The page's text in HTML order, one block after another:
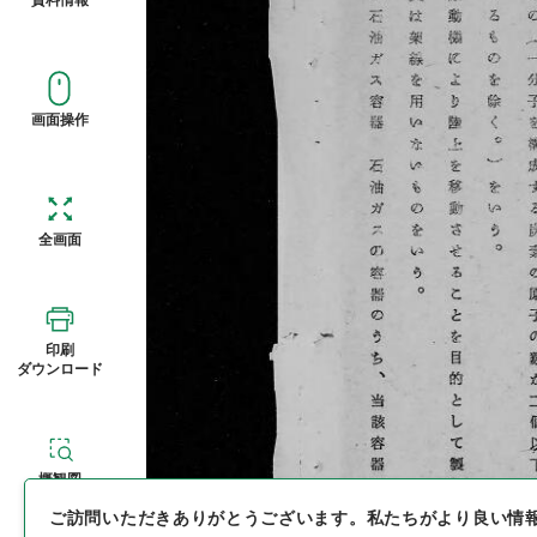
画面操作
全画面
印刷
ダウンロード
概観図
ご訪問いただきありがとうございます。 私たちがより良い情